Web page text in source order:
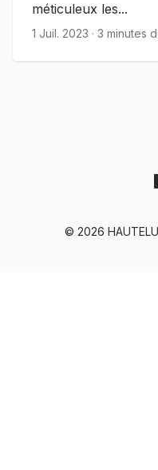
méticuleux les...
1 Juil. 2023 · 3 minutes
© 2026